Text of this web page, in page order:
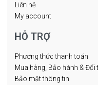
Liên hệ
My account
HỖ TRỢ
Phương thức thanh toán
Mua hàng, Bảo hành & Đổi
Bảo mật thông tin